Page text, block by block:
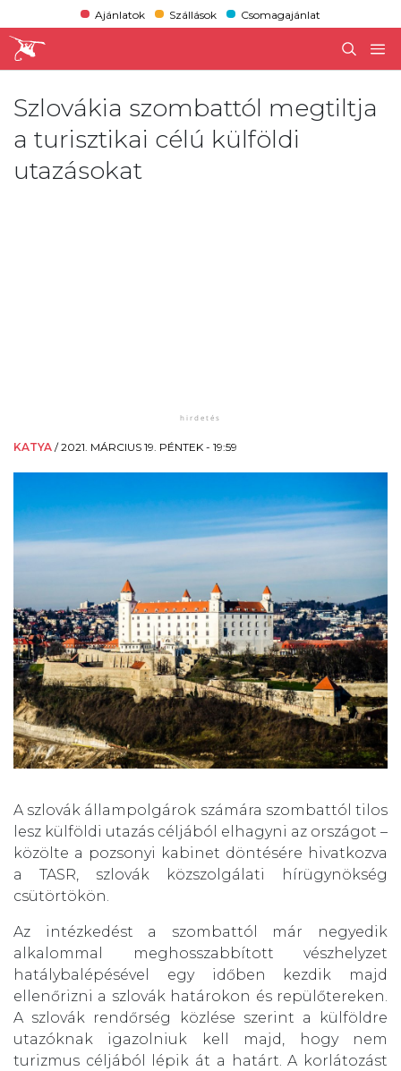
Ajánlatok Szállások Csomagajánlat
Szlovákia szombattól megtiltja
a turisztikai célú külföldi
utazásokat
KATYA /2021. MÁRCIUS 19. PÉNTEK - 19:59
A szlovák állampolgárok számára szombattól tilos
lesz külföldi utazás céljából elhagyni az országot –
közölte a pozsonyi kabinet döntésére hivatkozva
a TASR, szlovák közszolgálati hírügynökség
csütörtökön.
Az intézkedést a szombattól már negyedik
alkalommal meghosszabbított vészhelyzet
hatálybalépésével egy időben kezdik majd
ellenőrizni a szlovák határokon és repülőtereken.
A szlovák rendőrség közlése szerint a külföldre
utazóknak igazolniuk kell majd, hogy nem
turizmus céljából lépik át a határt. A korlátozást